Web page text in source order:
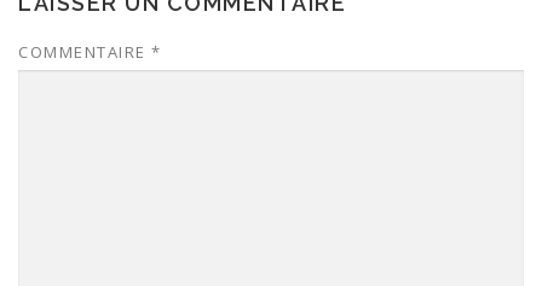
COMMENTAIRE *